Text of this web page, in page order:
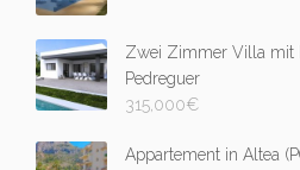
Zwei Zimmer Villa mit
Pedreguer
315,000€
Appartement in Altea